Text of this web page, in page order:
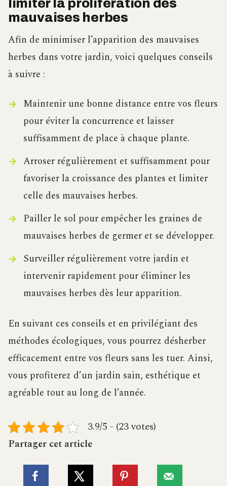
limiter la prolifération des
mauvaises herbes
Afin de minimiser l’apparition des mauvaises
herbes dans votre jardin, voici quelques conseils
à suivre :
Maintenir une bonne distance entre vos fleurs
pour éviter la concurrence et laisser
suffisamment de place à chaque plante.
Arroser régulièrement et suffisamment pour
favoriser la croissance des plantes et limiter
celle des mauvaises herbes.
Pailler le sol pour empêcher les graines de
mauvaises herbes de germer et se développer.
Surveiller régulièrement votre jardin et
intervenir rapidement pour éliminer les
mauvaises herbes dès leur apparition.
En suivant ces conseils et en privilégiant des
méthodes écologiques, vous pourrez désherber
efficacement entre vos fleurs sans les tuer. Ainsi,
vous profiterez d’un jardin sain, esthétique et
agréable tout au long de l’année.
3.9/5 - (23 votes)
Partager cet article